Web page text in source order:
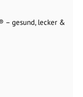
– gesund, lecker &